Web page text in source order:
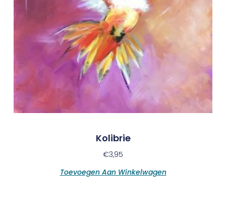
Kolibrie
€3,95
Toevoegen Aan Winkelwagen